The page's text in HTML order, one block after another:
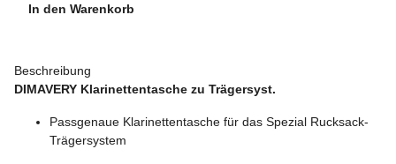
In den Warenkorb
Beschreibung
DIMAVERY Klarinettentasche zu Trägersyst.
Passgenaue Klarinettentasche für das Spezial Rucksack-
Trägersystem